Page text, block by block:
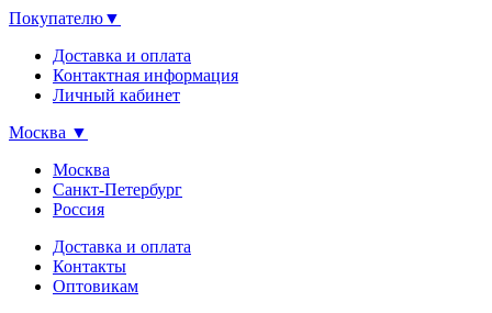
Покупателю▼
Доставка и оплата
Контактная информация
Личный кабинет
Москва ▼
Москва
Санкт-Петербург
Россия
Доставка и оплата
Контакты
Оптовикам